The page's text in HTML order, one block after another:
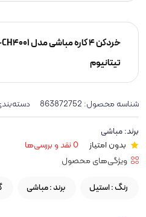
تیتانیوم
شناسه محصول: 863872752
برند:مباشی
بدون امتیاز
0 نقد و بررسی‌ها
ویژگی‌های محصول
رنگ :استیل برند :مباشی